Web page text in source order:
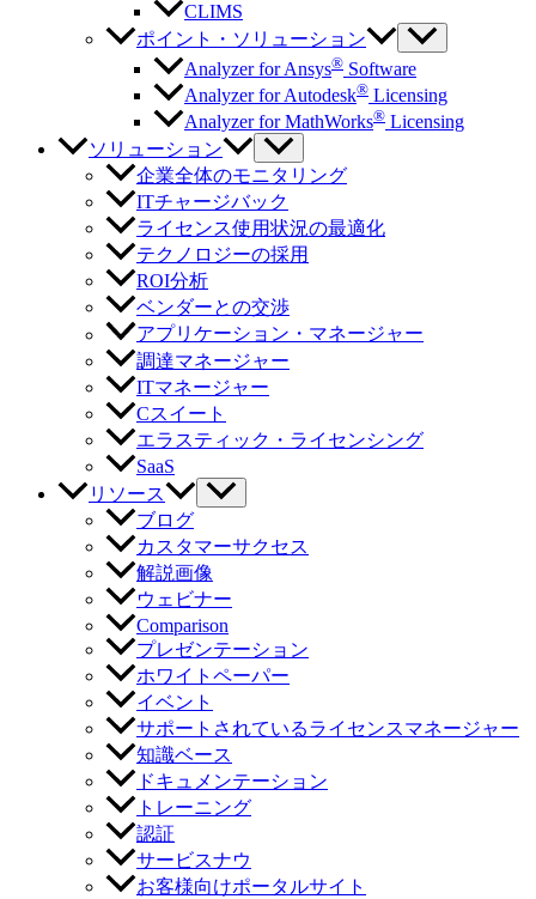
CLIMS
ポイント・ソリューション
Analyzer for Ansys® Software
Analyzer for Autodesk® Licensing
Analyzer for MathWorks® Licensing
ソリューション
企業全体のモニタリング
ITチャージバック
ライセンス使用状況の最適化
テクノロジーの採用
ROI分析
ベンダーとの交渉
アプリケーション・マネージャー
調達マネージャー
ITマネージャー
Cスイート
エラスティック・ライセンシング
SaaS
リソース
ブログ
カスタマーサクセス
解説画像
ウェビナー
Comparison
プレゼンテーション
ホワイトペーパー
イベント
サポートされているライセンスマネージャー
知識ベース
ドキュメンテーション
トレーニング
認証
サービスナウ
お客様向けポータルサイト